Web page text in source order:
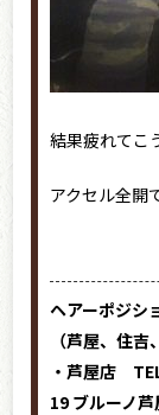
結果疲れてこ
アクセル全開
ヘアーポジシ
（芦屋、住
・芦屋店
19 ブルーノ芦